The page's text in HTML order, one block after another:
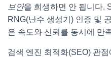
보안을 희생하면 안 됩니다.
RNG(난수 생성기) 인증 및
은 속도와 신뢰를 동시에 만
검색 엔진 최적화(SEO) 관